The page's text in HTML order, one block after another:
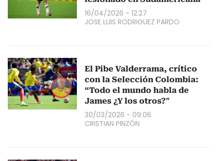
16/04/2026 - 12:27
JOSE LUIS RODRIGUEZ PARDO
El Pibe Valderrama, crítico
con la Selección Colombia:
“Todo el mundo habla de
James ¿Y los otros?"
30/03/2026 - 09:06
CRISTIAN PINZÓN